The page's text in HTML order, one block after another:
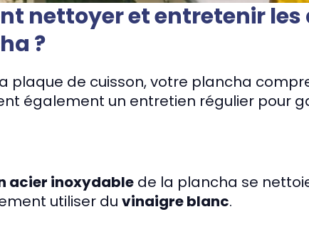
nettoyer et entretenir
?
plaque de cuisson, votre plancha
également un entretien régulier pour
acier inoxydable de la plancha se
utiliser du vinaigre blanc.